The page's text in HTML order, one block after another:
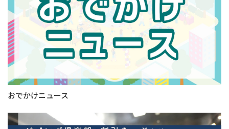
おでかけニュース